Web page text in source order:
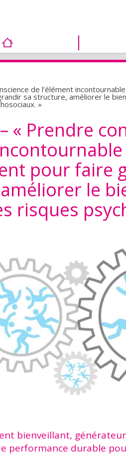
de l’élément
sa structure, améliorer le
»
« Prendre
pour faire
le
risques
bienveillant,
performance durable